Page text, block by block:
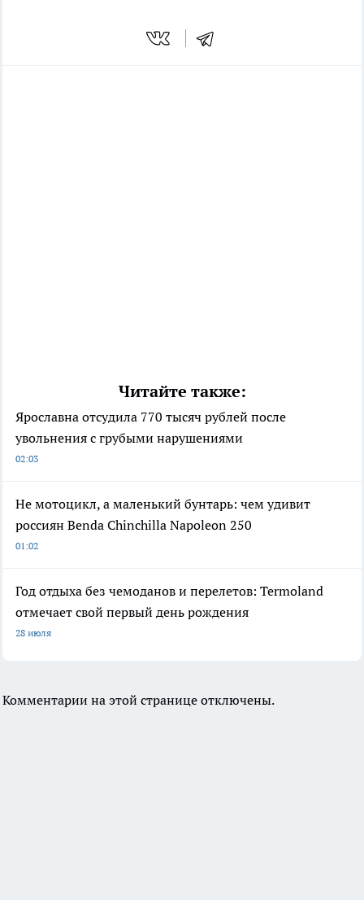
Читайте также:
Ярославна отсудила 770 тысяч рублей после
увольнения с грубыми нарушениями
02:03
Не мотоцикл, а маленький бунтарь: чем удивит
россиян Benda Chinchilla Napoleon 250
01:02
Год отдыха без чемоданов и перелетов: Termoland
отмечает свой первый день рождения
28 июля
Комментарии на этой странице отключены.